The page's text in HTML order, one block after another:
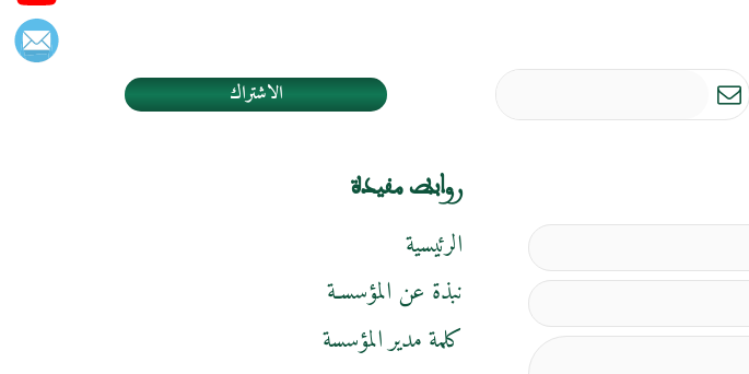
الاشتراك
روابط مفيدة
الرئيسية
نبذة عن المؤسسـة
كلمة مدير المؤسسة